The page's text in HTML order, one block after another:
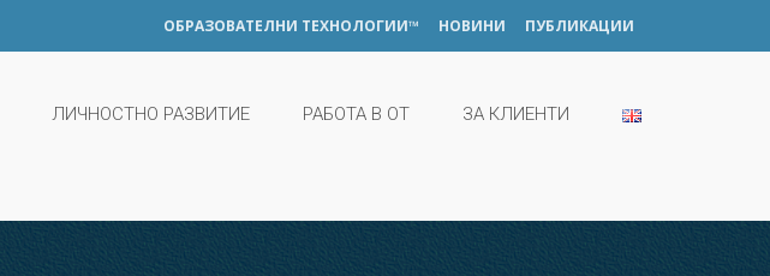
ОБРАЗОВАТЕЛНИ ТЕХНОЛОГИИ™ НОВИНИ ПУБЛИКАЦИИ
ЛИЧНОСТНО РАЗВИТИЕ РАБОТА В ОТ ЗА КЛИЕНТИ